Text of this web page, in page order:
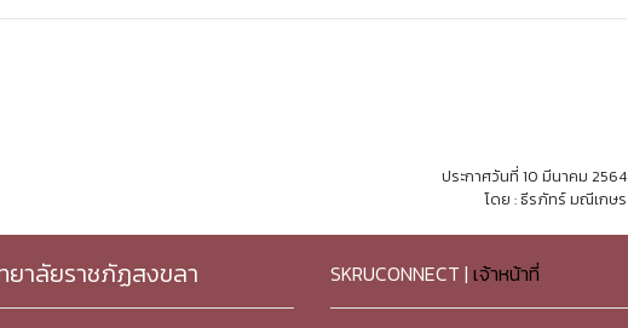
ประกาศวันที่ 10 มีนาคม 2564
โดย : ธีรภัทร์ มณีเกษร
ยาลัยราชภัฏสงขลา SKRUCONNECT | เจ้าหน้าที่